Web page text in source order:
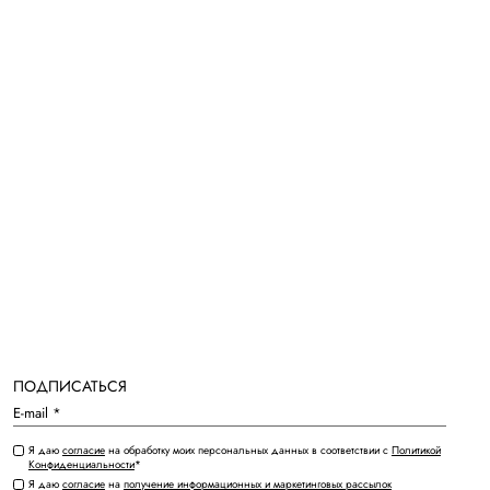
ПОДПИСАТЬСЯ
Я даю согласиена обработку моих персональных данных в соответствии с Политикой
Конфиденциальности*
Я даю согласиена получение информационных и маркетинговых рассылок